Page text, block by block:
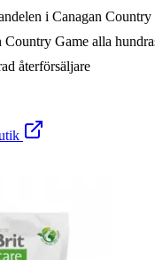
i Canagan Country
Country Game alla
återförsäljare